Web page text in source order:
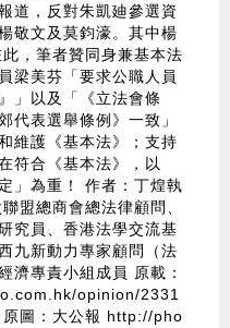
道，反對朱凱廸參選資
敬文及莫鈞濠。其中楊
，筆者贊同身兼基本法
梁美芬「要求公職人員
」以及「《立法會條
代表選舉條例》一致」
維護《基本法》；支持
符合《基本法》，以
」為重！ 作者：丁煌執
盟總商會總法律顧問、
究員、香港法學交流基
九新動力專家顧問（法
濟專責小組成員 原載：
opinion/2331
原圖：大公報 http://pho